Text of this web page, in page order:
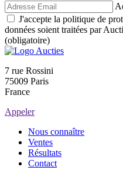
J'accepte la politique de
données soient traitées par
(obligatoire)
7 rue Rossini
75009 Paris
France
Appeler
Nous connaître
Ventes
Résultats
Contact